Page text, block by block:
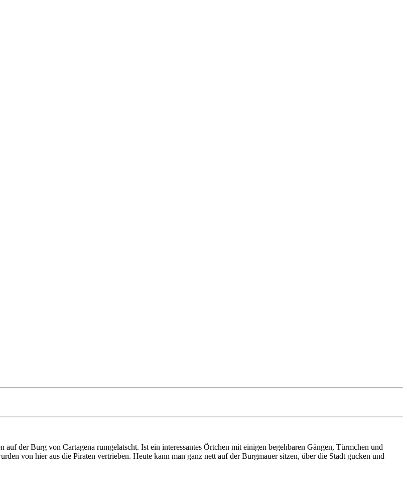
auf der Burg von Cartagena rumgelatscht. Ist ein interessantes Örtchen mit einigen begehbaren Gängen, Türmchen und
von hier aus die Piraten vertrieben. Heute kann man ganz nett auf der Burgmauer sitzen, über die Stadt gucken und